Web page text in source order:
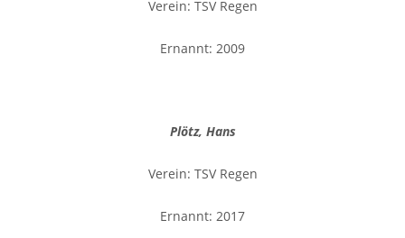
Verein: TSV Regen
Ernannt: 2009
Plötz, Hans
Verein: TSV Regen
Ernannt: 2017